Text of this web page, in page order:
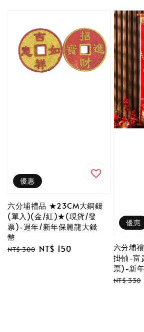
優惠
六分埔禮品 ★23CM大銅錢
(單入)(金/紅)★(現貨/發
票)-過年/新年保麗龍大錢
幣
Regular
NT$ 300 Sale
NT$ 150
優惠
六分埔
掛軸-
票)-新
Regular
NT$ 330